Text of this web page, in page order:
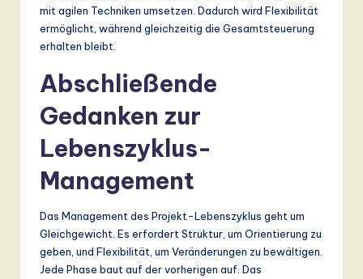
mit agilen Techniken umsetzen. Dadurch wird Flexibilität
ermöglicht, während gleichzeitig die Gesamtsteuerung
erhalten bleibt.
Abschließende
Gedanken zur
Lebenszyklus-
Management
Das Management des Projekt-Lebenszyklus geht um
Gleichgewicht. Es erfordert Struktur, um Orientierung zu
geben, und Flexibilität, um Veränderungen zu bewältigen.
Jede Phase baut auf der vorherigen auf. Das